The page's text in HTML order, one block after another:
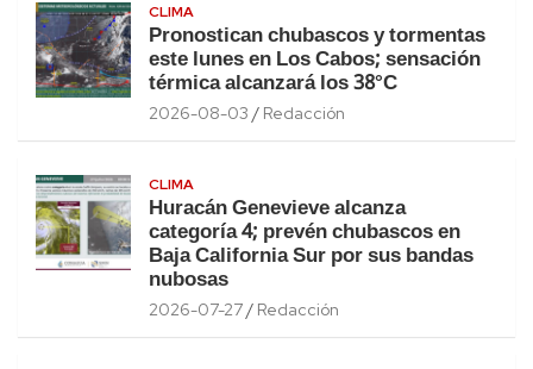
CLIMA
Pronostican chubascos y tormentas
este lunes en Los Cabos; sensación
térmica alcanzará los 38°C
2026-08-03 Redacción
CLIMA
Huracán Genevieve alcanza
categoría 4; prevén chubascos en
Baja California Sur por sus bandas
nubosas
2026-07-27 Redacción